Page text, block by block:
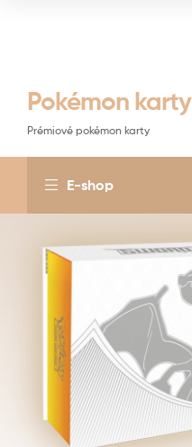
Pokémon karty
Prémiové pokémon karty
E-shop